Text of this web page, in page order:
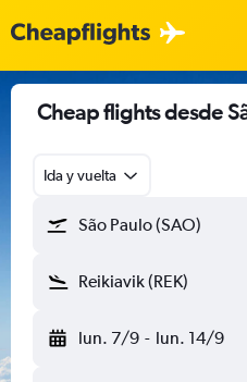
Cheap flights desde
Ida y vuelta
São Paulo (SAO)
Reikiavik (REK)
lun. 7/9 - lun. 14/9